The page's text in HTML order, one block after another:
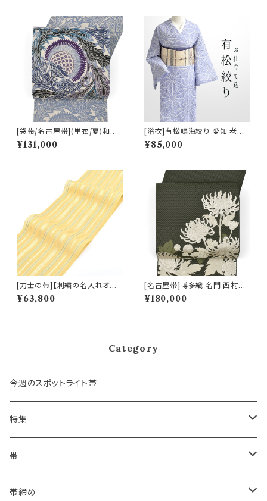
[袋帯/名古屋帯](単衣/夏)和染
紅型 栗山吉三郎 謹製 アザミ
本麻 日本製(商品番号:22389)
¥131,000
[浴衣]有松鳴海絞り 愛知 老舗
熊谷 謹製『滲月』鹿の子絞り 綿
(商品番号:22264)
¥85,000
[力士の帯]【刺繍の名入れオプ
ション有】博多帯(夏用) 黒木織
物 謹製 紗献上『薄檸檬』五献上
¥63,800
[名古屋帯]博多織 名門 西村織
物 謹製 花むすび 12枚朱子 寿
菊 八寸帯 正絹 日本製(商品番
¥180,000
Category
今週のスポットライト帯
特集
浴衣にも！夏の帯揚げ
海のいろ ～sea-green～
帯
- 博多帯
帯締め